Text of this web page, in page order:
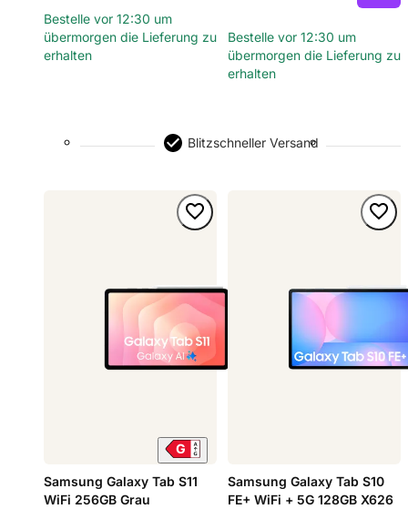
Bestelle vor 12:30 um
übermorgen die Lieferung zu
erhalten
Bestelle vor 12:30 um
übermorgen die Lieferung zu
erhalten
Blitzschneller Versand
Samsung Galaxy Tab S11
WiFi 256GB Grau
Samsung Galaxy Tab S10
FE+ WiFi + 5G 128GB X626